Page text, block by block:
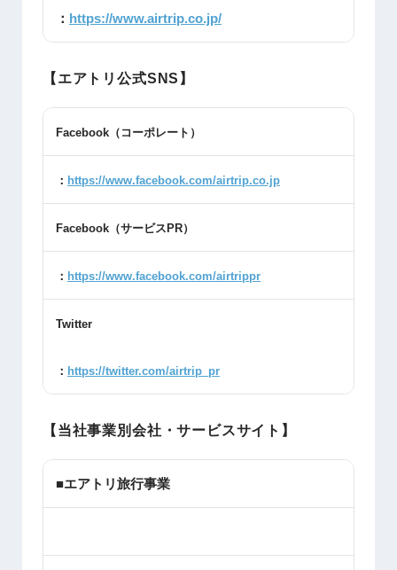
： https://www.airtrip.co.jp/
【エアトリ公式SNS】
Facebook （コーポレート）
： https://www.facebook.com/airtrip.co.jp
Facebook （サービス PR）
： https://www.facebook.com/airtrippr
Twitter
： https://twitter.com/airtrip_pr
【当社事業別会社・サービスサイト】
■エアトリ旅行事業